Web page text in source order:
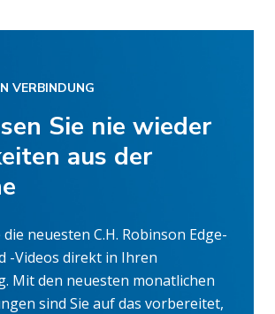
VERBINDUNG
Sie nie wieder
aus der
neuesten C.H. Robinson Edge-
-Videos direkt in Ihren
Mit den neuesten monatlichen
sind Sie auf das vorbereitet,